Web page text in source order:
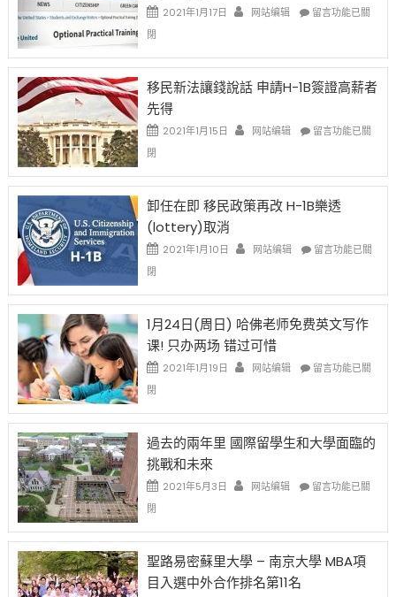
Issue〉
2021年1月17日 网站编辑
在
1B
證
資
設
後
在
對
開
中
留言功能已關
閉
移民新法讓錢說話 申請H-1B簽證高薪者
先得
2021年1月15日 网站编辑
在
新
讓
說
請
1B
證
者
得〉
留言功能已關
閉
卸任在即 移民政策再改 H-1B樂透
(lottery)取消
2021年1月10日 网站编辑
在
在
移
政
改
1B
透
消〉
留言功能已關
閉
1月24日(周日) 哈佛老师免费英文写作
课! 只办两场 错过可惜
2021年1月19日 网站编辑
在
24
(周
哈
师
费
留言功能已關
閉
過去的兩年里 國際留學生和大學面臨的
挑戰和未來
2021年5月3日 网站编辑
在
的
年
留言功能已關
閉
聖路易密蘇里大學 – 南京大學 MBA項
目入選中外合作排名第11名